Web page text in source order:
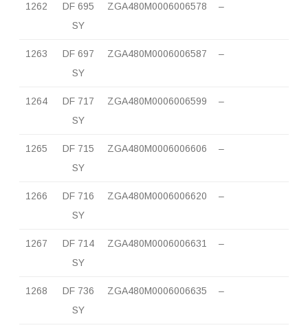
1262
DF 695
SY
ZGA480M0006006578 –
1263
DF 697
SY
ZGA480M0006006587 –
1264
DF 717
SY
ZGA480M0006006599 –
1265
DF 715
SY
ZGA480M0006006606 –
1266
DF 716
SY
ZGA480M0006006620 –
1267
DF 714
SY
ZGA480M0006006631 –
1268
DF 736
SY
ZGA480M0006006635 –